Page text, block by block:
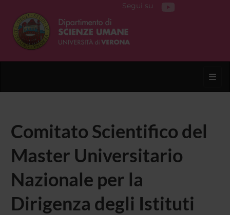
Segui su
Comitato Scientifico del
Master Universitario
Nazionale per la
Dirigenza degli Istituti